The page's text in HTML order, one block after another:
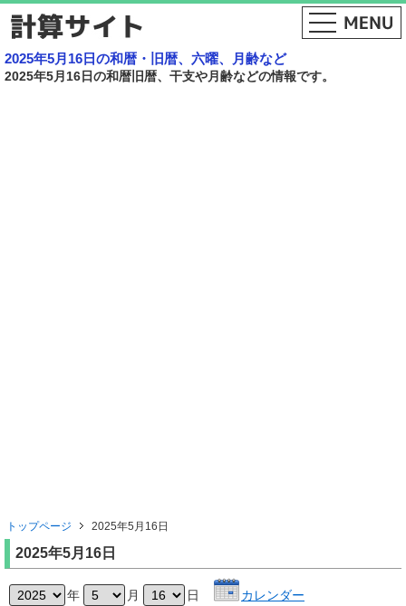
2025年5月16日の和暦・旧暦、六曜、月齢など
2025年5月16日の和暦旧暦、干支や月齢などの情報です。
トップページ 2025年5月16日
2025年5月16日
年 月 日 カレンダー